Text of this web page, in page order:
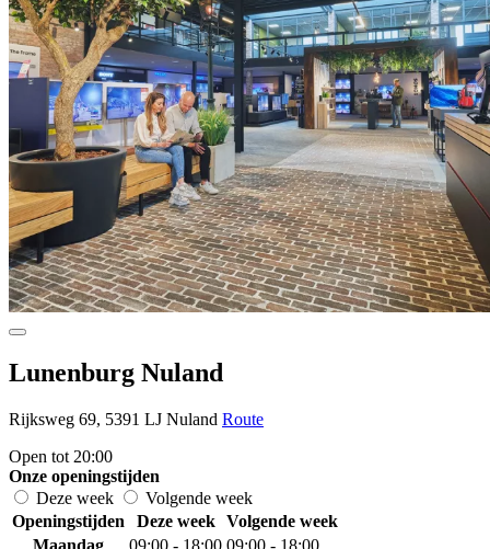
Lunenburg Nuland
Rijksweg 69, 5391 LJ Nuland Route
Open tot 20:00
Onze openingstijden
Deze week
Volgende week
Openingstijden
Deze week
Volgende week